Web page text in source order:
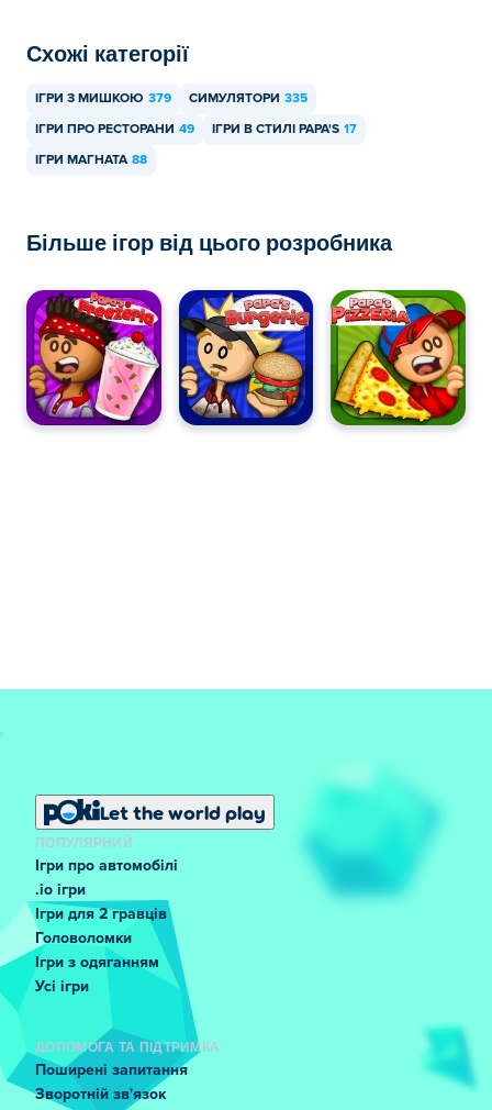
Схожі категорії
ІГРИ З МИШКОЮ 379 СИМУЛЯТОРИ 335
ІГРИ ПРО РЕСТОРАНИ 49 ІГРИ В СТИЛІ PAPA'S 17
ІГРИ МАГНАТА 88
Більше ігор від цього розробника
Let the world play
ПОПУЛЯРНИЙ
Ігри про автомобілі
.io ігри
Ігри для 2 гравців
Головоломки
Ігри з одяганням
Усі ігри
ДОПОМОГА ТА ПІДТРИМКА
Поширені запитання
Зворотній зв'язок